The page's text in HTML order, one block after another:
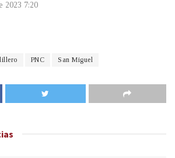
2023 7:20
PNC San Miguel